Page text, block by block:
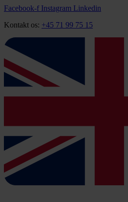
Videre
indhold
Facebook-f Instagram Linkedin
Kontakt os: +45 71 99 75 15